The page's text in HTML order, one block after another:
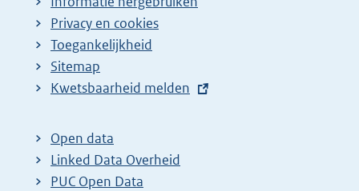
Privacy en cookies
Toegankelijkheid
Sitemap
E
t
e
r
Kwetsbaarheid melden
Open data
Linked Data Overheid
PUC Open Data